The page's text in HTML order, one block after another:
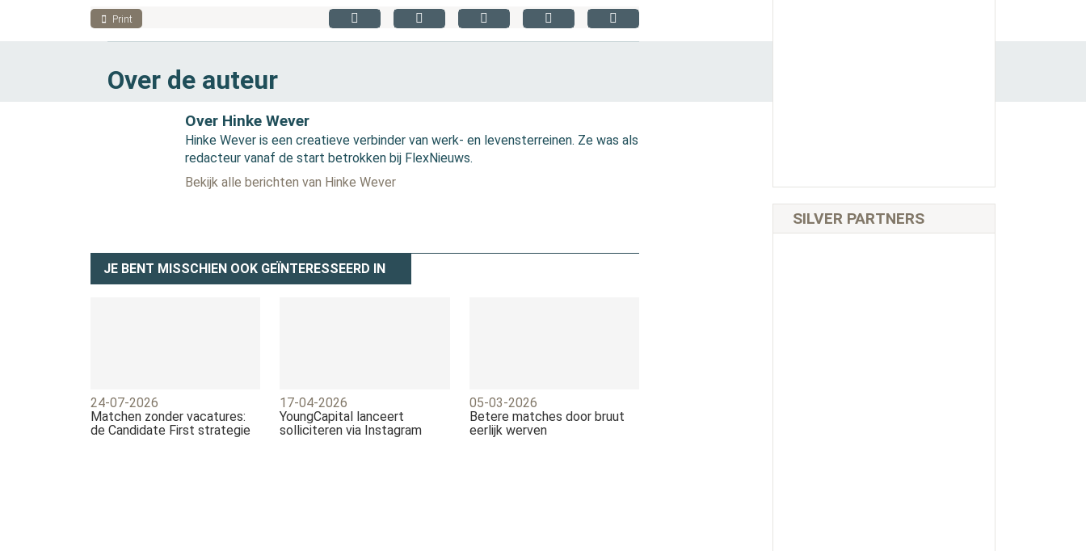
Print
Over de auteur
Over Hinke Wever
Hinke Wever is een creatieve verbinder van werk- en levensterreinen. Ze was als
redacteur vanaf de start betrokken bij FlexNieuws.
Bekijk alle berichten van Hinke Wever
JE BENT MISSCHIEN OOK GEÏNTERESSEERD IN
24-07-2026
Matchen zonder vacatures:
de Candidate First strategie
17-04-2026
YoungCapital lanceert
solliciteren via Instagram
05-03-2026
Betere matches door bruut
eerlijk werven
SILVER PARTNERS